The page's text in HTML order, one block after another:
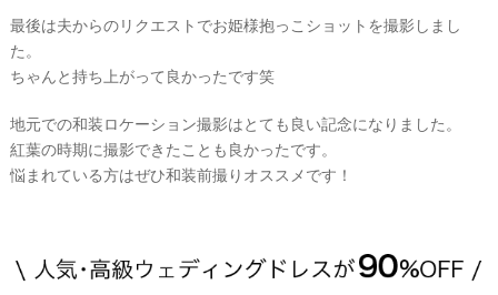
最後は夫からのリクエストでお姫様抱っこショットを撮影しまし
た。
ちゃんと持ち上がって良かったです笑
地元での和装ロケーション撮影はとても良い記念になりました。
紅葉の時期に撮影できたことも良かったです。
悩まれている方はぜひ和装前撮りオススメです！